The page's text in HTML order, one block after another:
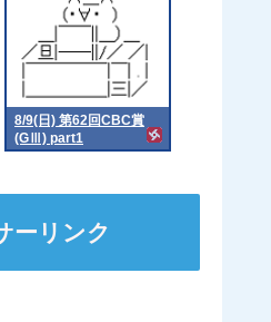
8/9(日) 第62回CBC賞
(GⅢ) part1
ーリンク